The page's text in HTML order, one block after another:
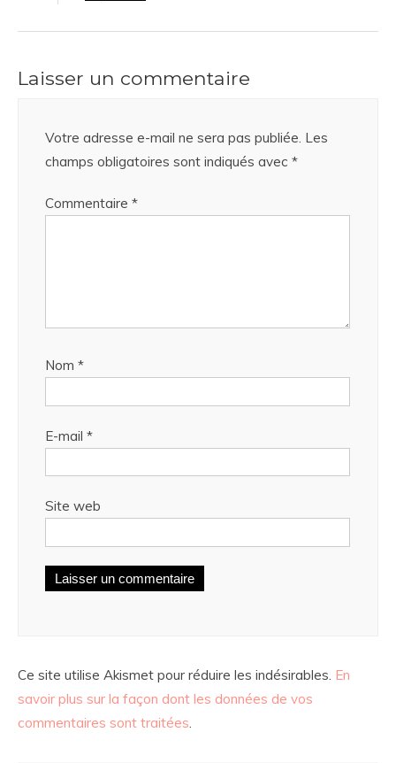
Laisser un commentaire
Votre adresse e-mail ne sera pas publiée. Les
champs obligatoires sont indiqués avec *
Commentaire *
Nom *
E-mail *
Site web
Ce site utilise Akismet pour réduire les indésirables. En
savoir plus sur la façon dont les données de vos
commentaires sont traitées.